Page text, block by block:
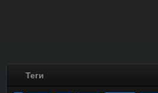
Теги